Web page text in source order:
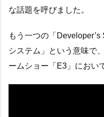
な話題を呼びました。
もう一つの「
システム」という意味で
ームショー「E3」におい